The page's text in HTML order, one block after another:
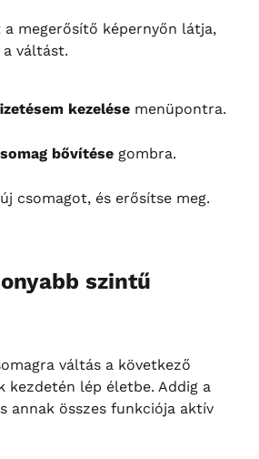
a megerősítő képernyőn látja,
váltást.
kezelése menüpontra.
bővítése gombra.
csomagot, és erősítse meg.
szintű
váltás a következő
kezdetén lép életbe. Addig a
annak összes funkciója aktív